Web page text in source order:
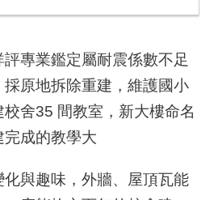
專業鑑定屬耐震係數不足
原地拆除重建，維護國小
舍35 間教室，新大樓命名
成的教學大
與趣味，外牆、屋頂瓦能